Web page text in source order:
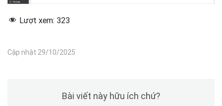
Lượt xem: 323
Cập nhật 29/10/2025
Bài viết này hữu ích chứ?